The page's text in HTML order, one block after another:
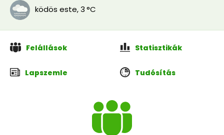
ködös este,3 °C
Felállások Statisztikák
Lapszemle Tudósítás